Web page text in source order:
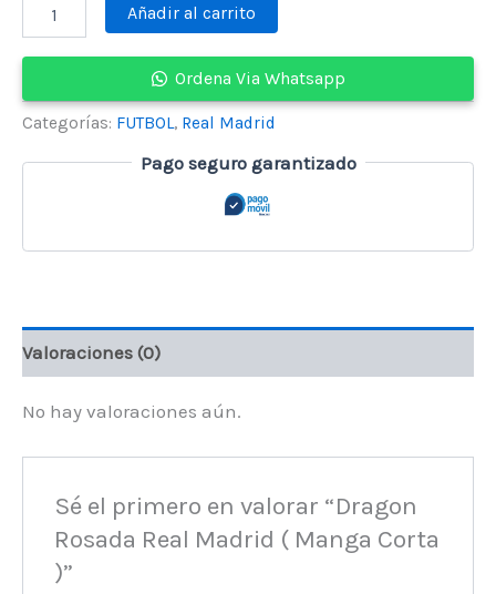
Rosada
Manga
Corta
)
Añadir al carrito
Ordena Via Whatsapp
Categorías: FUTBOL, Real Madrid
Pago seguro garantizado
Valoraciones (0)
No hay valoraciones aún.
Sé el primero en valorar “Dragon
Rosada Real Madrid ( Manga Corta
)”